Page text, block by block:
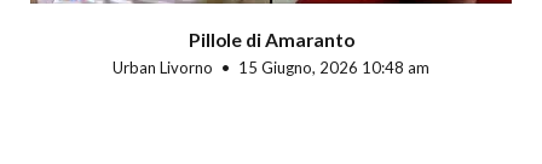
Pillole di Amaranto
Urban Livorno 15 Giugno, 2026 10:48 am